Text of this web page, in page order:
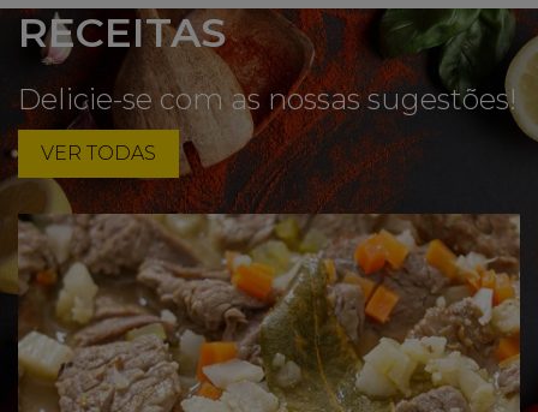
RECEITAS
Delicie-se com as nossas sugestões!
VER TODAS